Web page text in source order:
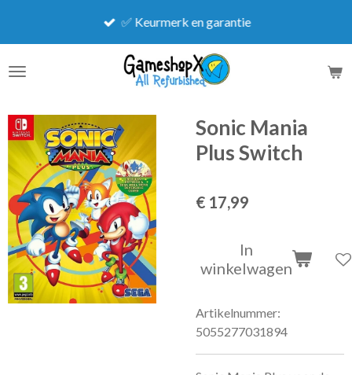
de
✅ Keurmerk en garantie
Sonic Mania
Plus Switch
€ 17,99
In
winkelwagen
Artikelnummer:
5055277031894